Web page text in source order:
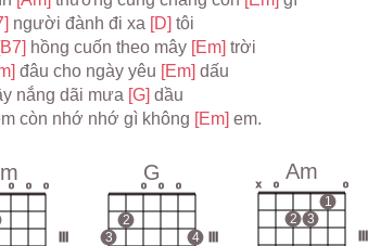
người đành đi xa [D] tôi
hồng cuốn theo mây [Em] trời
đâu cho ngày yêu [Em] dấu
nắng dãi mưa [G] dầu
còn nhớ nhớ gì không [Em] em.
o o o
G
3
2
o o o
4
Am
x o
2 3
1
o